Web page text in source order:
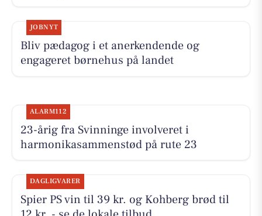
JOBNYT
Bliv pædagog i et anerkendende og
engageret børnehus på landet
ALARM112
23-årig fra Svinninge involveret i
harmonikasammenstød på rute 23
DAGLIGVARER
Spier PS vin til 39 kr. og Kohberg brød til